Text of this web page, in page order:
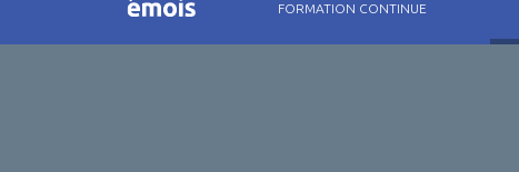
FORMATION CONTINUE